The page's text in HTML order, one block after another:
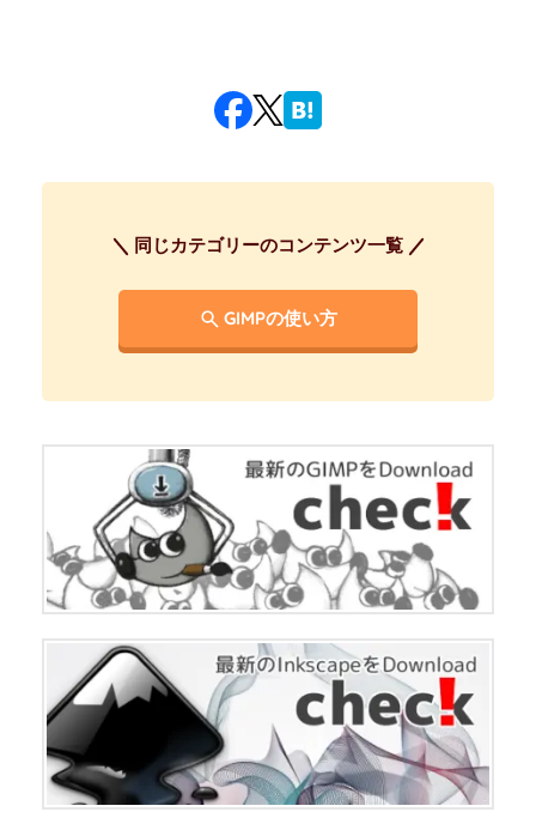
同じカテゴリーのコンテンツ一覧
GIMPの使い方